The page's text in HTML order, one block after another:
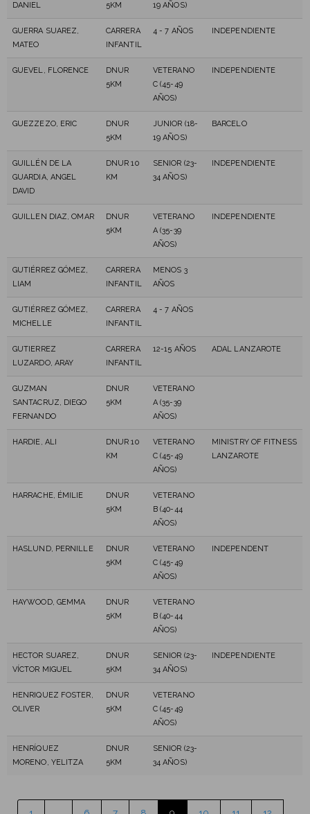
DANIEL
5KM
19 AÑOS)
GUERRA SUAREZ,
MATEO
CARRERA
INFANTIL
4 - 7 AÑOS INDEPENDIENTE
GUEVEL, FLORENCE
DNUR
5KM
VETERANO
C (45-49
AÑOS)
INDEPENDIENTE
GUEZZEZO, ERIC
DNUR
5KM
JUNIOR (18-
19 AÑOS)
BARCELO
GUILLÉN DE LA
GUARDIA, ANGEL
DAVID
DNUR 10
KM
SENIOR (23-
34 AÑOS)
INDEPENDIENTE
GUILLEN DIAZ, OMAR
DNUR
5KM
VETERANO
A (35-39
AÑOS)
INDEPENDIENTE
GUTIÉRREZ GÓMEZ,
LIAM
CARRERA
INFANTIL
MENOS 3
AÑOS
GUTIÉRREZ GÓMEZ,
MICHELLE
CARRERA
INFANTIL
4 - 7 AÑOS
GUTIERREZ
LUZARDO, ARAY
CARRERA
INFANTIL
12-15 AÑOS ADAL LANZAROTE
GUZMAN
SANTACRUZ, DIEGO
FERNANDO
DNUR
5KM
VETERANO
A (35-39
AÑOS)
HARDIE, ALI
DNUR 10
KM
VETERANO
C (45-49
AÑOS)
MINISTRY OF FITNESS
LANZAROTE
HARRACHE, ÉMILIE
DNUR
5KM
VETERANO
B (40-44
AÑOS)
HASLUND, PERNILLE
DNUR
5KM
VETERANO
C (45-49
AÑOS)
INDEPENDENT
HAYWOOD, GEMMA
DNUR
5KM
VETERANO
B (40-44
AÑOS)
HECTOR SUAREZ,
VÍCTOR MIGUEL
DNUR
5KM
SENIOR (23-
34 AÑOS)
INDEPENDIENTE
HENRIQUEZ FOSTER,
OLIVER
DNUR
5KM
VETERANO
C (45-49
AÑOS)
HENRÍQUEZ
MORENO, YELITZA
DNUR
5KM
SENIOR (23-
34 AÑOS)